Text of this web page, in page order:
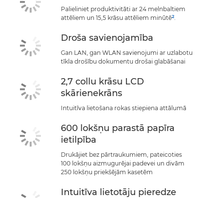
Palieliniet produktivitāti ar 24 melnbaltiem
attēliem un 15,5 krāsu attēliem minūtē2.
Droša savienojamība
Gan LAN, gan WLAN savienojumi ar uzlabotu
tīkla drošību dokumentu drošai glabāšanai
2,7 collu krāsu LCD
skārienekrāns
Intuitīva lietošana rokas stiepiena attālumā
600 lokšņu parastā papīra
ietilpība
Drukājiet bez pārtraukumiem, pateicoties
100 lokšņu aizmugurējai padevei un divām
250 lokšņu priekšējām kasetēm
Intuitīva lietotāju pieredze